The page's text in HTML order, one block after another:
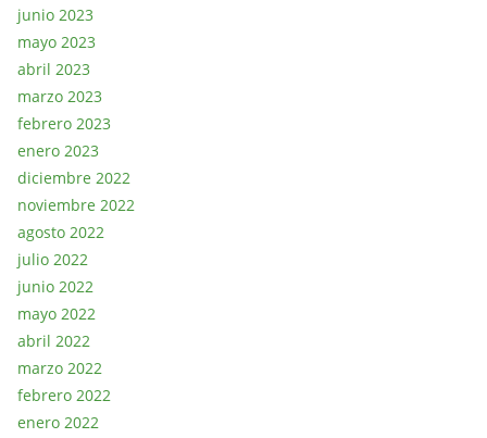
junio 2023
mayo 2023
abril 2023
marzo 2023
febrero 2023
enero 2023
diciembre 2022
noviembre 2022
agosto 2022
julio 2022
junio 2022
mayo 2022
abril 2022
marzo 2022
febrero 2022
enero 2022